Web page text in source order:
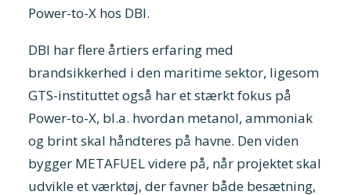
Power-to-X hos DBI.
DBI har flere årtiers erfaring med
brandsikkerhed i den maritime sektor, ligesom
GTS-instituttet også har et stærkt fokus på
Power-to-X, bl.a. hvordan metanol, ammoniak
og brint skal håndteres på havne. Den viden
bygger METAFUEL videre på, når projektet skal
udvikle et værktøj, der favner både besætning,